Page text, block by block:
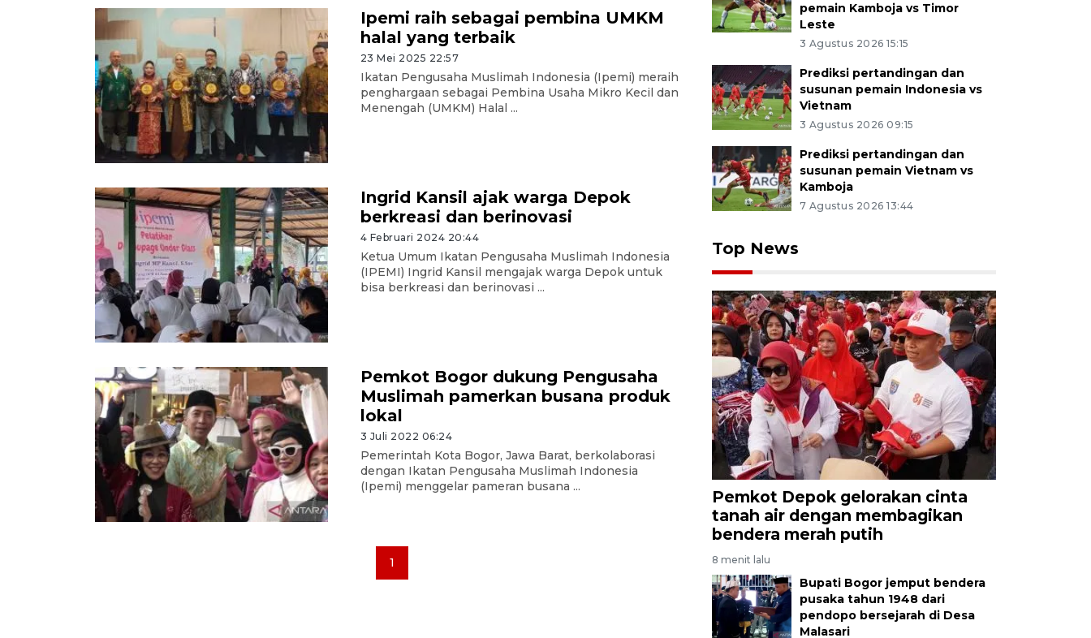
Ipemi raih sebagai pembina UMKM
halal yang terbaik
23 Mei 2025 22:57
Ikatan Pengusaha Muslimah Indonesia (Ipemi) meraih
penghargaan sebagai Pembina Usaha Mikro Kecil dan
Menengah (UMKM) Halal ...
Ingrid Kansil ajak warga Depok
berkreasi dan berinovasi
4 Februari 2024 20:44
Ketua Umum Ikatan Pengusaha Muslimah Indonesia
(IPEMI) Ingrid Kansil mengajak warga Depok untuk
bisa berkreasi dan berinovasi ...
Pemkot Bogor dukung Pengusaha
Muslimah pamerkan busana produk
lokal
3 Juli 2022 06:24
Pemerintah Kota Bogor, Jawa Barat, berkolaborasi
dengan Ikatan Pengusaha Muslimah Indonesia
(Ipemi) menggelar pameran busana ...
1
pemain Kamboja vs Timor
Leste
3 Agustus 2026 15:15
Prediksi pertandingan dan
susunan pemain Indonesia vs
Vietnam
3 Agustus 2026 09:15
Prediksi pertandingan dan
susunan pemain Vietnam vs
Kamboja
7 Agustus 2026 13:44
Top News
Pemkot Depok gelorakan cinta
tanah air dengan membagikan
bendera merah putih
8 menit lalu
Bupati Bogor jemput bendera
pusaka tahun 1948 dari
pendopo bersejarah di Desa
Malasari